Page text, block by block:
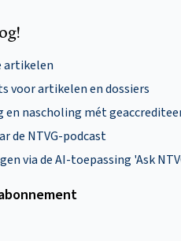
artikelen
voor artikelen en dossiers
nascholing mét
de NTVG-podcast
via de AI-toepassing 'Ask